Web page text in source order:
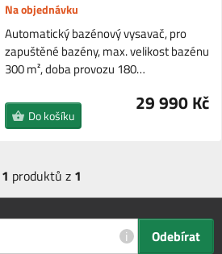
Na objednávku
Automatický bazénový vysavač, pro
zapuštěné bazény, max. velikost bazénu
300 m², doba provozu 180…
29 990 Kč
Do košíku
1 produktů z 1
i Odebírat